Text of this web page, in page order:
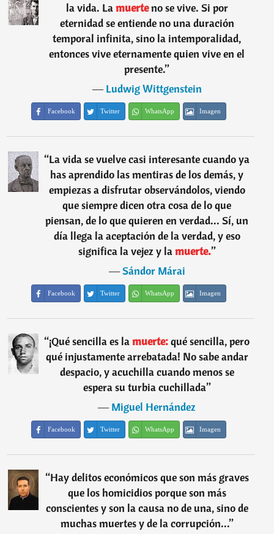
la vida. Lamuerteno se vive. Si por
eternidad se entiende no una duración
temporal infinita, sino la intemporalidad,
entonces vive eternamente quien vive en el
presente.”
―Ludwig Wittgenstein
Facebook Twitter WhatsApp Imagen
“La vida se vuelve casi interesante cuando ya
has aprendido las mentiras de los demás, y
empiezas a disfrutar observándolos, viendo
que siempre dicen otra cosa de lo que
piensan, de lo que quieren en verdad... Sí, un
día llega la aceptación de la verdad, y eso
significa la vejez y lamuerte.”
―Sándor Márai
Facebook Twitter WhatsApp Imagen
“¡Qué sencilla es lamuerte:qué sencilla, pero
qué injustamente arrebatada! No sabe andar
despacio, y acuchilla cuando menos se
espera su turbia cuchillada”
―Miguel Hernández
Facebook Twitter WhatsApp Imagen
“Hay delitos económicos que son más graves
que los homicidios porque son más
conscientes y son la causa no de una, sino de
muchas muertes y de la corrupción...”